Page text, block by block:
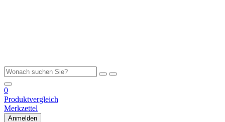
0
Produktvergleich
Merkzettel
Anmelden